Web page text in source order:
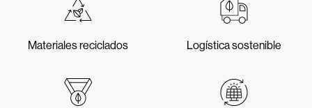
Materiales reciclados Logística sostenible